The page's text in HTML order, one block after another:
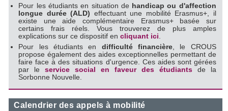
Pour les étudiants en situation de handicap ou d'affection
longue durée (ALD) effectuant une mobilité Erasmus+, il
existe une aide complémentaire Erasmus+ basée sur
certains frais réels. Vous trouverez de plus amples
explications sur ce dispositif encliquant ici.
Pour les étudiants en difficulté financière, le CROUS
propose également des aides exceptionnelles permettant de
faire face à des situations d'urgence. Ces aides sont gérées
par leservice social en faveur des étudiantsde la
Sorbonne Nouvelle.
Calendrier des appels à mobilité